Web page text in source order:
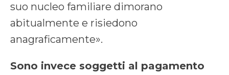
suo nucleo familiare dimorano
abitualmente e risiedono
anagraficamente».
Sono invece soggetti al pagamento